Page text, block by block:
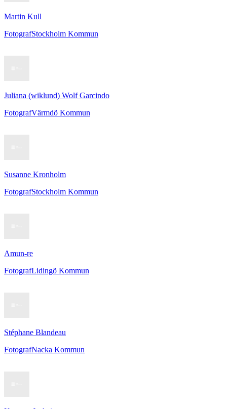
Martin Kull
FotografStockholm Kommun
Juliana (wiklund) Wolf Garcindo
FotografVärmdö Kommun
Susanne Kronholm
FotografStockholm Kommun
Amun-re
FotografLidingö Kommun
Stéphane Blandeau
FotografNacka Kommun